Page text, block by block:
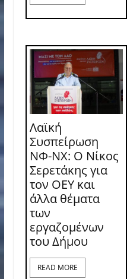
Λαϊκή
Συσπείρωση
ΝΦ-ΝΧ: O Νίκος
Σερετάκης για
τον ΟΕΥ και
άλλα θέματα
των
εργαζομένων
του Δήμου
READ MORE